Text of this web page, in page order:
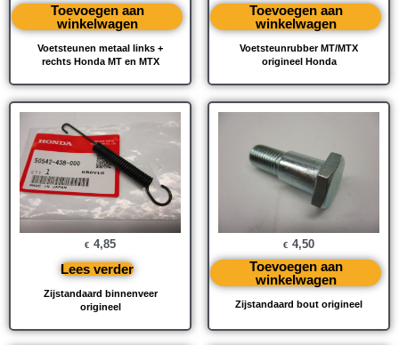
Voetsteunen metaal links +
rechts Honda MT en MTX
Toevoegen aan
winkelwagen
Voetsteunrubber MT/MTX
origineel Honda
Toevoegen aan
winkelwagen
Zijstandaard binnenveer
origineel
€ 4,85
Lees verder
Zijstandaard bout origineel
€ 4,50
Toevoegen aan
winkelwagen